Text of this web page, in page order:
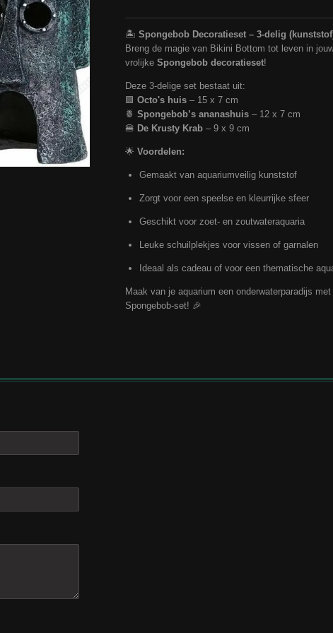
🏝️ Spongebob Decoratieset – 3-delig
Breng de magie van Bikini Bottom tot leven in
vrolijke Spongebob decoratieset!
Deze 3-delige set bestaat uit:
🟪 Octo's huis – 15 x 7 cm
🍍 Spongebob’s ananashuis – 12 x 7 cm
🍔 De Krusty Krab – 9 x 9 cm
🌟 Voordelen:
Gemaakt van aquariumveilig kunststof
Zorgt voor een speelse en kleurrijke sfeer
Geschikt voor zoet- en zoutwateraquaria
Leuke schuilplekjes voor vissen of garnalen
Ideaal als cadeau of voor een thematische
Maak van je aquarium een onderwaterparadijs
Spongebob-set! 🎉